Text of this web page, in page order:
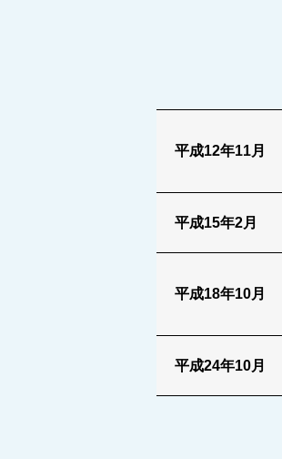
平成12年11月
平成15年2月
平成18年10月
平成24年10月